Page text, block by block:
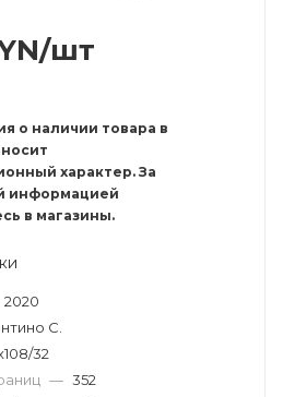
/шт
о наличии товара в
носит
характер. За
информацией
в магазины.
2020
С.
32
— 352